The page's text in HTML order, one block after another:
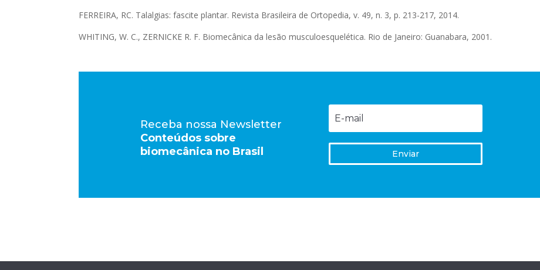
FERREIRA, RC. Talalgias: fascite plantar. Revista Brasileira de Ortopedia, v. 49, n. 3, p. 213-217, 2014.
WHITING, W. C., ZERNICKE R. F. Biomecânica da lesão musculoesquelética. Rio de Janeiro: Guanabara, 2001.
Receba nossa Newsletter
Conteúdos sobre
biomecânica no Brasil
Enviar